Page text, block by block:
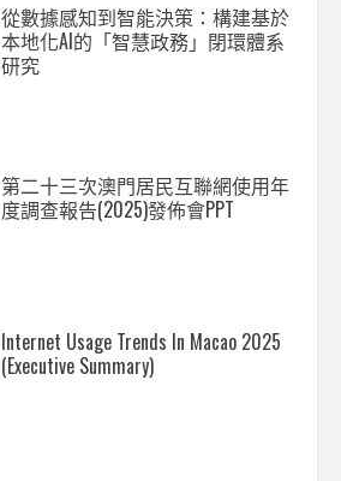
從數據感知到智能決策：構建基於
本地化AI的「智慧政務」閉環體系
研究
第二十三次澳門居民互聯網使用年
度調查報告(2025)發佈會PPT
Internet Usage Trends In Macao 2025
(Executive Summary)